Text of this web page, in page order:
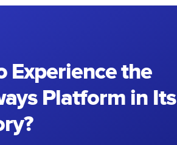
Experience the
Platform in Its